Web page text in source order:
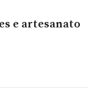
e artesanato